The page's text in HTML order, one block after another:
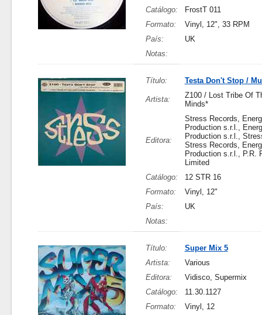
Catálogo:
FrostT 011
Formato:
Vinyl, 12", 33 RPM
País:
UK
Notas:
Título: Testa Don't Stop /
Artista:
Z100 / Lost Tribe Of
Minds*
Editora:
Stress Records,
Production s.r.l.,
Production s.r.l.,
Stress Records,
Production s.r.l., P.R.
Limited
Catálogo:
12 STR 16
Formato:
Vinyl, 12"
País:
UK
Notas:
Título:
Super Mix 5
Artista:
Various
Editora:
Vidisco, Supermix
Catálogo:
11.30.1127
Formato:
Vinyl, 12